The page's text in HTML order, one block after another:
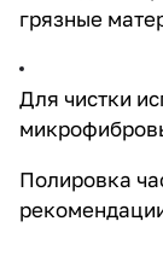
грязные
Для чистки
Полировка